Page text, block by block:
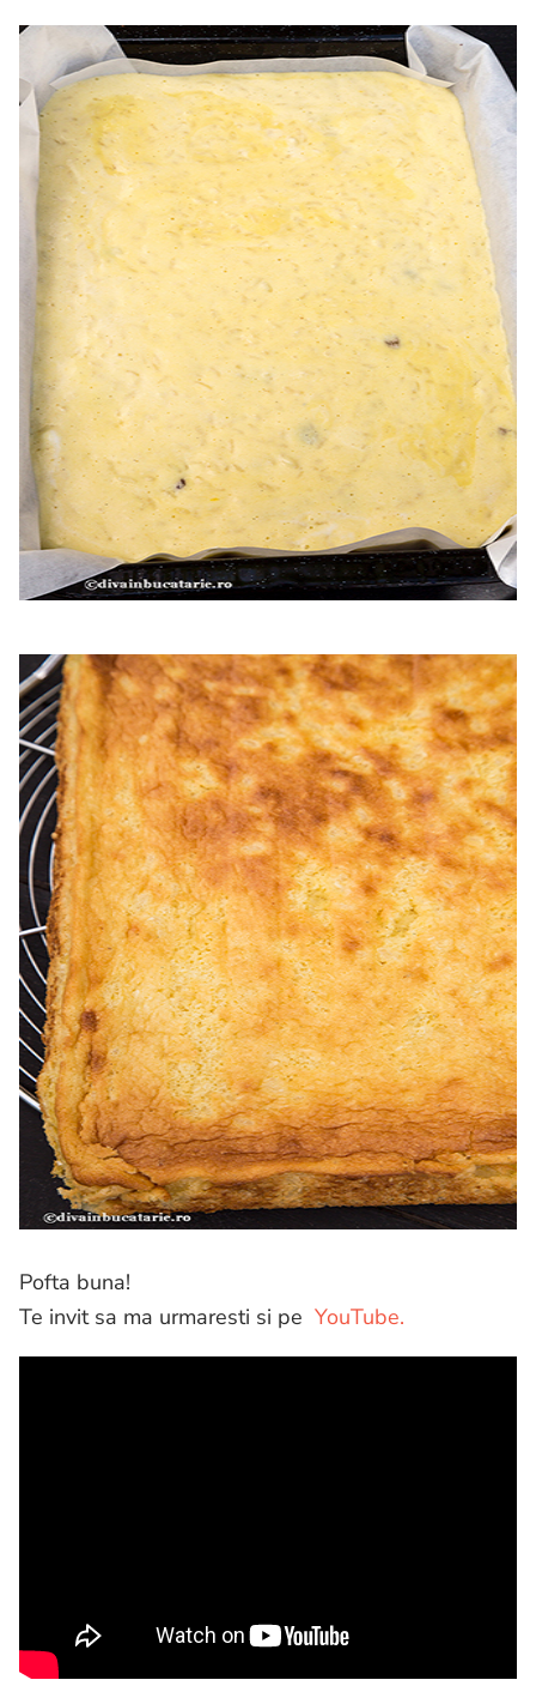
Pofta buna!
Te invit sa ma urmaresti si pe YouTube.